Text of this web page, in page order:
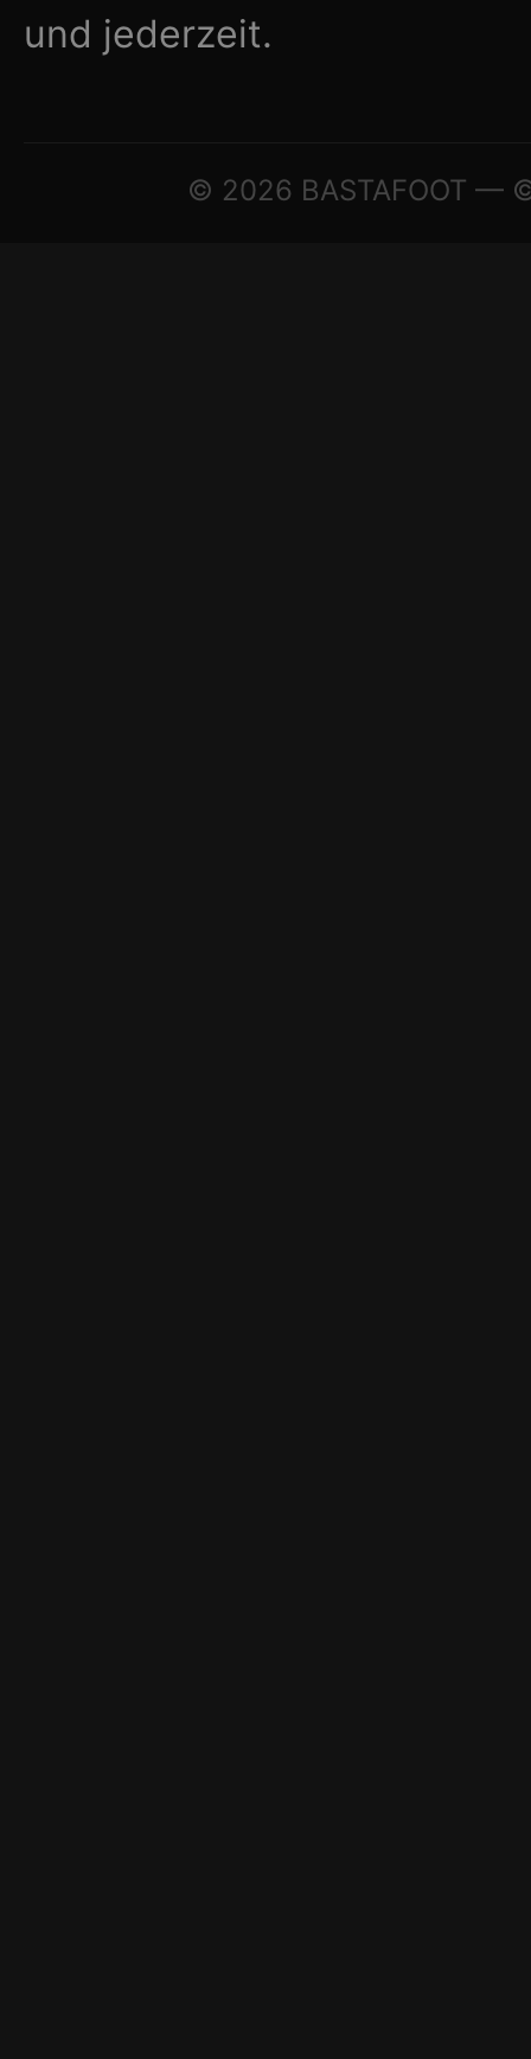
und jederzeit.
© 2026 BASTAFOOT —